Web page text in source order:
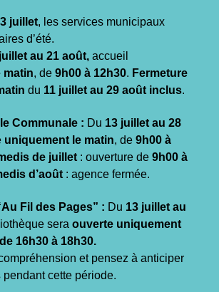
juillet, les services municipaux
d’été.
au 21 août, accueil
matin, de 9h00 à 12h30. Fermeture
du 11 juillet au 29 août inclus.
Communale : Du 13 juillet au 28
uniquement le matin, de 9h00 à
de juillet : ouverture de 9h00 à
d’août : agence fermée.
Fil des Pages” : Du 13 juillet au
sera ouverte uniquement
16h30 à 18h30.
et pensez à anticiper
cette période.